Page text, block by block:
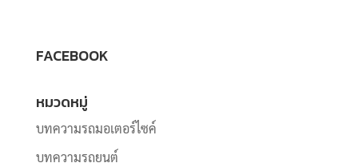
FACEBOOK
หมวดหมู่
บทความรถมอเตอร์ไซค์
บทความรถยนต์